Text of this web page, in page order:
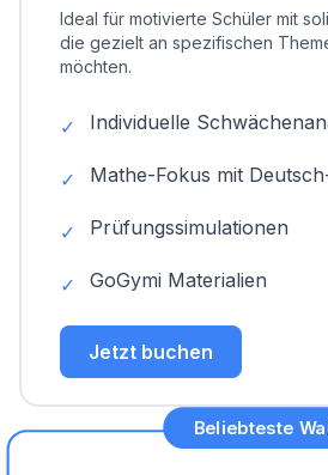
Ideal für motivierte Schüler mit
die gezielt an spezifischen
möchten.
✓ Individuelle
✓ Mathe-Fokus mit
✓ Prüfungssimulationen
✓ GoGymi Materialien
Jetzt buchen
Beliebteste